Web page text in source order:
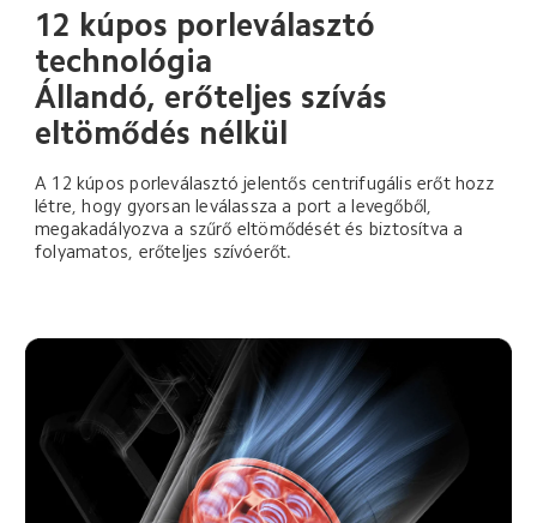
12 kúpos porleválasztó
technológia
Állandó, erőteljes szívás
eltömődés nélkül
A 12 kúpos porleválasztó jelentős centrifugális erőt hozz
létre, hogy gyorsan leválassza a port a levegőből,
megakadályozva a szűrő eltömődését és biztosítva a
folyamatos, erőteljes szívóerőt.